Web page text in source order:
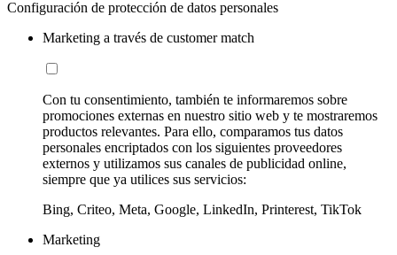
Configuración de protección de datos personales
Marketing a través de customer match
Con tu consentimiento, también te informaremos sobre
promociones externas en nuestro sitio web y te mostraremos
productos relevantes. Para ello, comparamos tus datos
personales encriptados con los siguientes proveedores
externos y utilizamos sus canales de publicidad online,
siempre que ya utilices sus servicios:
Bing, Criteo, Meta, Google, LinkedIn, Printerest, TikTok
Marketing